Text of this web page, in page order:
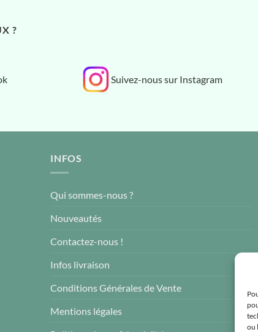
ou
?
Suivez-nous sur Instagram
INFOS
Qui sommes-nous ?
Nouveautés
Contactez-nous !
Infos livraison
Conditions Générales de Vente
Mentions légales